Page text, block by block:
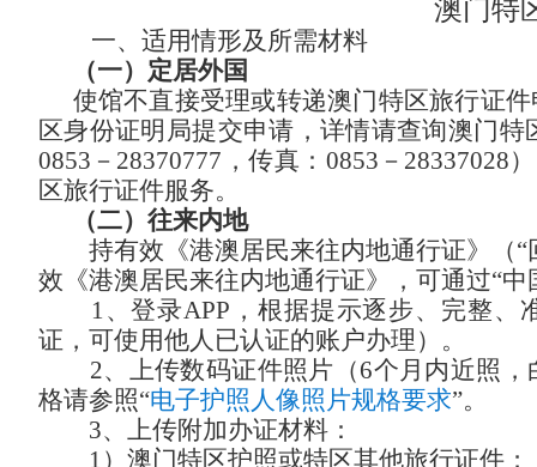
澳门特
一、适用情形及所需材料
（一）定居外国
使馆不直接受理或转递澳门特区旅行证
区身份证明局提交申请，详情请查询澳门
0853－28370777，传真：0853－
区旅行证件服务。
（二）往来内地
持有效《港澳居民来往内地通行证》（“
效《港澳居民来往内地通行证》，可通过“中
1、登录APP，根据提示逐步、完整
证，可使用他人已认证的账户办理）。
2、上传数码证件照片（6个月内近照
格请参照“电子护照人像照片规格要求”。
3、上传附加办证材料：
1）澳门特区护照或特区其他旅行证件；